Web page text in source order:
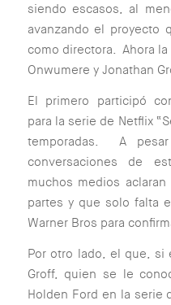
siendo escasos, al
avanzando el proyecto
como directora. Ahora
Onwumere y Jonathan
El primero participó
para la serie de Netflix
temporadas. A
conversaciones de
muchos medios
partes y que solo falta
Warner Bros para
Por otro lado, el que, si
Groff, quien se le
Holden Ford en la serie